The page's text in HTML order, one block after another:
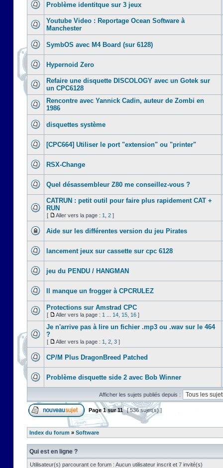
Problème identitque sur 3 jeux
Youtube Video : Reportage Ocean Software à
Manchester
SymbOS avec M4 Board (sur 6128)
Hypernoid Zero
Refaire une disquette DISCOLOGY avec un Gotek sur
un CPC6128
Rencontre avec Yannick Cadin, auteur de Zombi en
1986
disquettes système
[CPC664] Utiliser le port "extension" ou "printer"
RSX-Change
Quel désassembleur Z80 me conseillez-vous ?
CATRUN : petit outil pour faire plus rapidement CAT +
RUN
[ Aller vers la page : 1 2 ]
Aide sur les différentes version du jeu Pirates
lancement jeux sur cassette sur cpc 6128
jeu du PENDU / HANGMAN
Il manque un frogger à CPCRULEZ
Protections sur Amstrad CPC
[ Aller vers la page : 1 14 15 16 ]
Je n'arrive pas à lire un fichier .mp3 ou .wav sur le 464
?
[ Aller vers la page : 1 2 3 ]
CP/M Plus DragonBreed Patched
Problème disquette side 2 avec Bob Winner
Afficher les sujets publiés depuis :
Page 1sur11 [ 536 sujet(s) ]
Index du forum » Software
Qui est en ligne ?
Utilisateur(s) parcourant ce forum : Aucun utilisateur inscrit et 7 invité(s)